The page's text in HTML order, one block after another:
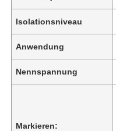
Isolationsniveau
Anwendung
Nennspannung
Markieren: